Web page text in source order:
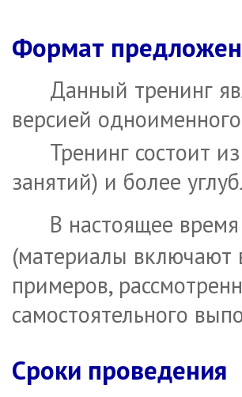
Формат
Данный тренинг
версией
Тренинг состоит
занятий) и более
В настоящее
(материалы включают
примеров,
самостоятельного
Сроки проведения